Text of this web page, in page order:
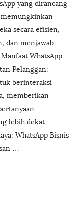
yang dirancang
secara efisien,
dan menjawab
WhatsApp
Pelanggan:
berinteraksi
memberikan
lebih dekat
WhatsApp Bisnis
…